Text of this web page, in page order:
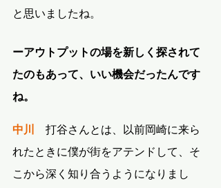
と思いましたね。
ーアウトプットの場を新しく探されて
たのもあって、いい機会だったんです
ね。
中川
打谷さんとは、以前岡崎に来ら
れたときに僕が街をアテンドして、そ
こから深く知り合うようになりまし